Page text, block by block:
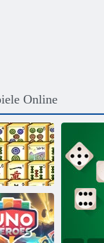
Online
jong